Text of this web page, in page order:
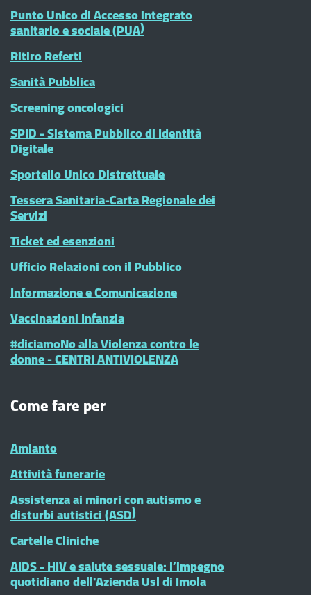
Punto Unico di Accesso integrato
sanitario e sociale (PUA)
Ritiro Referti
Sanità Pubblica
Screening oncologici
SPID - Sistema Pubblico di Identità
Digitale
Sportello Unico Distrettuale
Tessera Sanitaria-Carta Regionale dei
Servizi
Ticket ed esenzioni
Ufficio Relazioni con il Pubblico
Informazione e Comunicazione
Vaccinazioni Infanzia
#diciamoNo alla Violenza contro le
donne - CENTRI ANTIVIOLENZA
Come fare per
Amianto
Attività funerarie
Assistenza ai minori con autismo e
disturbi autistici (ASD)
Cartelle Cliniche
AIDS - HIV e salute sessuale: l’impegno
quotidiano dell'Azienda Usl di Imola